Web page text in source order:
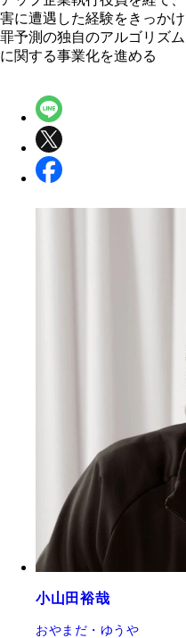
害に遭遇した経験をきっか
罪予測の独自のアルゴリズ
に関する事業化を進める
小山田裕哉
おやまだ・ゆうや